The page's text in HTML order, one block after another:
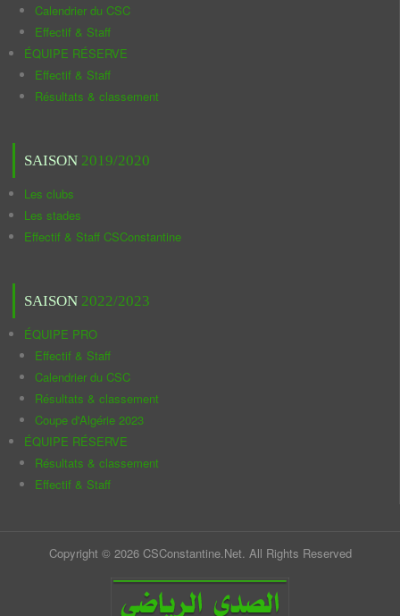
Calendrier du CSC
Effectif & Staff
ÉQUIPE RÉSERVE
Effectif & Staff
Résultats & classement
SAISON 2019/2020
Les clubs
Les stades
Effectif & Staff CSConstantine
SAISON 2022/2023
ÉQUIPE PRO
Effectif & Staff
Calendrier du CSC
Résultats & classement
Coupe d'Algérie 2023
ÉQUIPE RÉSERVE
Résultats & classement
Effectif & Staff
Copyright © 2026 CSConstantine.Net. All Rights Reserved